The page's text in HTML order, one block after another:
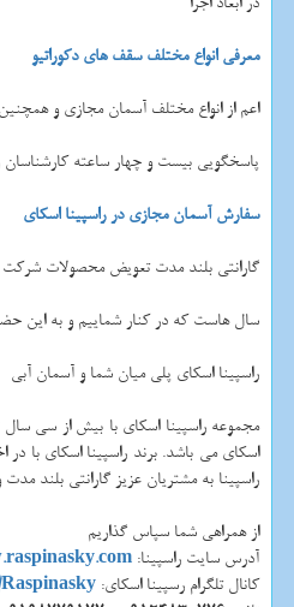
معرفی انواع مختلف سقف های دکوراتیو
اعم از انواع مختلف آسمان مجازی و
پاسخگویی بیست و چهار ساعته کارشناسان
سفارش آسمان مجازی در راسپینا اسکای
گارانتی بلند مدت تعویض محصولات
سال هاست که در کنار شماییم و به این
راسپینا اسکای پلی میان شما و آسمان آبی
مجموعه راسپینا اسکای با بیش از سی
اسکای می باشد. برند راسپینا اسکای با
راسپینا به مشتریان عزیز گارانتی بلند
از همراهی شما سپاس گذاریم
آدرس سایت راسپینا:
کانال تلگرام رسپینا اسکای: